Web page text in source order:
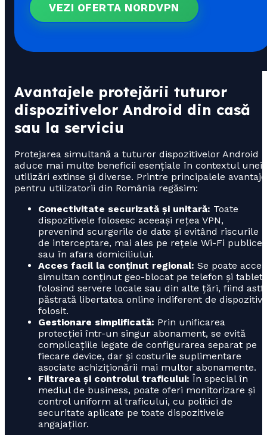
VEZI OFERTA NORDVPN
Avantajele protejării tuturor
dispozitivelor Android din casă
sau la serviciu
Protejarea simultană a tuturor dispozitivelor Android
aduce mai multe beneficii esențiale în contextul unei
utilizări extinse și diverse. Printre principalele avantaje
pentru utilizatorii din România regăsim:
Conectivitate securizată și unitară: Toate
dispozitivele folosesc aceeași rețea VPN,
prevenind scurgerile de date și evitând riscurile
de interceptare, mai ales pe rețele Wi-Fi publice
sau în afara domiciliului.
Acces facil la conținut regional: Se poate
simultan conținut geo-blocat pe telefon și
folosind servere locale sau din alte țări, fiind
păstrată libertatea online indiferent de
folosit.
Gestionare simplificată: Prin unificarea
protecției într-un singur abonament, se evită
complicațiile legate de configurarea separat pe
fiecare device, dar și costurile suplimentare
asociate achiziționării mai multor abonamente.
Filtrarea și controlul traficului: În special în
mediul de business, poate oferi monitorizare și
control uniform al traficului, cu politici de
securitate aplicate pe toate dispozitivele
angajaților.